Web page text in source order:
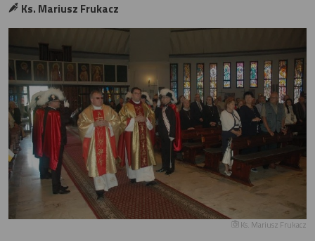
Ks. Mariusz Frukacz
Ks. Mariusz Frukacz